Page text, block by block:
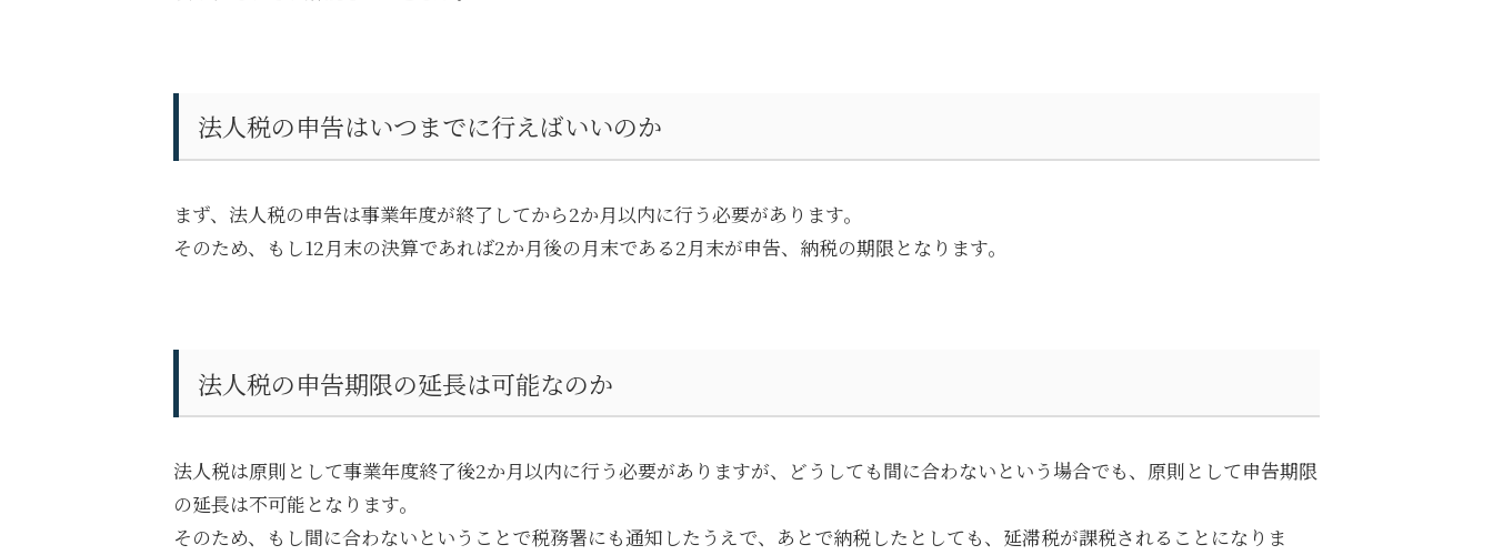
法人税の申告はいつまでに行えばいいのか
まず、法人税の申告は事業年度が終了してから2か月以内に行う必要があります。
そのため、もし12月末の決算であれば2か月後の月末である2月末が申告、納税の期限となります。
法人税の申告期限の延長は可能なのか
法人税は原則として事業年度終了後2か月以内に行う必要がありますが、どうしても間に合わないという場合でも、原則として申告期限
の延長は不可能となります。
そのため、もし間に合わないということで税務署にも通知したうえで、あとで納税したとしても、延滞税が課税されることになりま